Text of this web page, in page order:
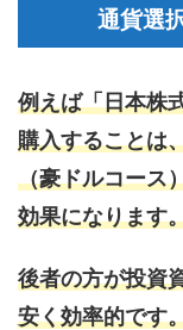
通貨選
例えば「日本株
購入することは
（豪ドルコース
効果になります
後者の方が投資
安く効率的です